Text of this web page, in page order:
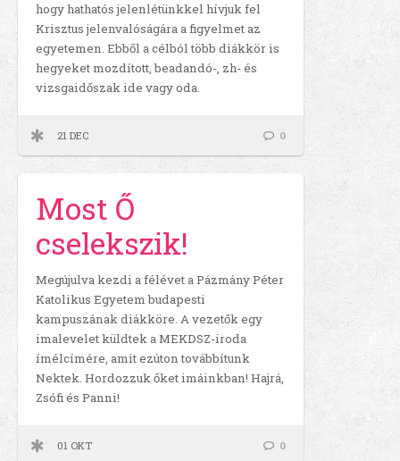
hogy hathatós jelenlétünkkel hívjuk fel
Krisztus jelenvalóságára a figyelmet az
egyetemen. Ebből a célból több diákkör is
hegyeket mozdított, beadandó-, zh- és
vizsgaidőszak ide vagy oda.
21 DEC 0
Most Ő
cselekszik!
Megújulva kezdi a félévet a Pázmány Péter
Katolikus Egyetem budapesti
kampuszának diákköre. A vezetők egy
imalevelet küldtek a MEKDSZ-iroda
ímélcímére, amit ezúton továbbítunk
Nektek. Hordozzuk őket imáinkban! Hajrá,
Zsófi és Panni!
01 OKT 0